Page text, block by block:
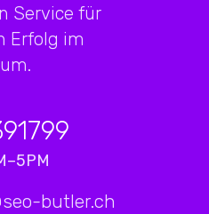
Service für
Erfolg im
butler.ch